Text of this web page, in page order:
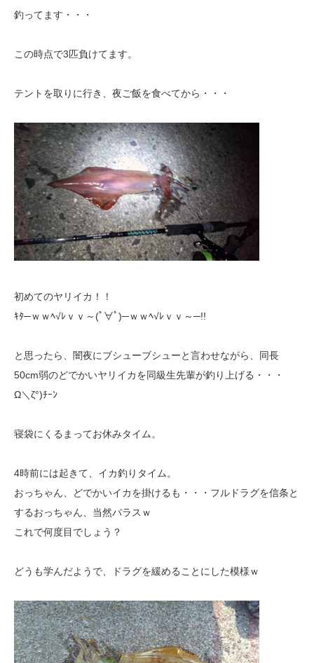
釣ってます・・・
この時点で3匹負けてます。
テントを取りに行き、夜ご飯を食べてから・・・
初めてのヤリイカ！！
ｷﾀ─ｗｗﾍ√ﾚｖｖ～(ﾟ∀ﾟ)─ｗｗﾍ√ﾚｖｖ～─!!
と思ったら、闇夜にブシューブシューと言わせながら、同長
50cm弱のどでかいヤリイカを同級生先輩が釣り上げる・・・
Ω＼ζ°)ﾁｰﾝ
寝袋にくるまってお休みタイム。
4時前には起きて、イカ釣りタイム。
おっちゃん、どでかいイカを掛けるも・・・フルドラグを信条と
するおっちゃん、当然バラスｗ
これで何度目でしょう？
どうも学んだようで、ドラグを緩めることにした模様ｗ